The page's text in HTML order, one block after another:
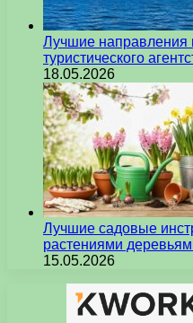
Лучшие направления
туристического
18.05.2026
Лучшие садовые
растениями
15.05.2026